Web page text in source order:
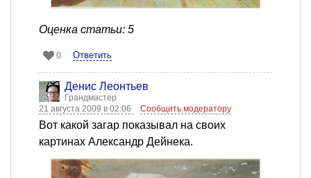
Оценка статьи: 5
0 Ответить
Денис Леонтьев
Грандмастер
21 августа 2009 в 02:06
Сообщить модератору
Вот какой загар показывал на своих
картинах Александр Дейнека.